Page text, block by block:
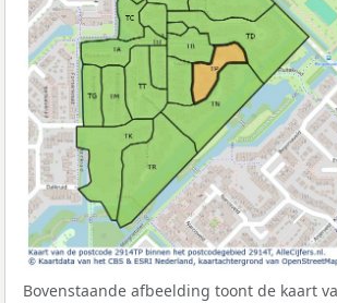
Bovenstaande afbeelding toont de kaart